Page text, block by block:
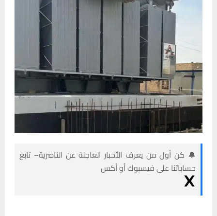
🔔 كن أول من يعرف الأخبار العاجلة عن الناصرية– تابع
حساباتنا على فيسبوك أو أكس